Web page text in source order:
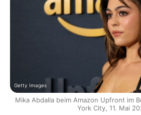
Getty Images
Mika Abdalla beim Amazon Upfront im
York City, 11. Mai